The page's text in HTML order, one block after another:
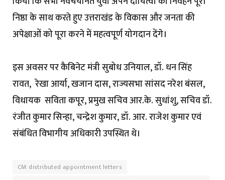
निष्ठा के साथ करते हुए उत्तराखंड के विकास और जनता की
अपेक्षाओं को पूरा करने में महत्वपूर्ण योगदान देंगे।
इस अवसर पर कैबिनेट मंत्री सुबोध उनियाल, डॉ. धन सिंह
रावत, रेखा आर्या, खजान दास, राज्यसभा सांसद नरेश बंसल,
विधायक सविता कपूर, प्रमुख सचिव आर.के. सुधांशु, सचिव डॉ.
रंजीत कुमार सिन्हा, चन्द्रेश कुमार, डॉ. आर. राजेश कुमार एवं
संबंधित विभागीय अधिकारी उपस्थित थे।
CM distributed appointment letters